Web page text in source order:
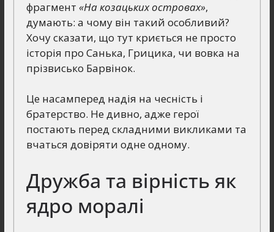
фрагмент «На козацьких островах»,
думають: а чому він такий особливий?
Хочу сказати, що тут криється не просто
історія про Санька, Грицика, чи вовка на
прізвисько Барвінок.
Це насамперед надія на чесність і
братерство. Не дивно, адже герої
постають перед складними викликами та
вчаться довіряти одне одному.
Дружба та вірність як
ядро моралі